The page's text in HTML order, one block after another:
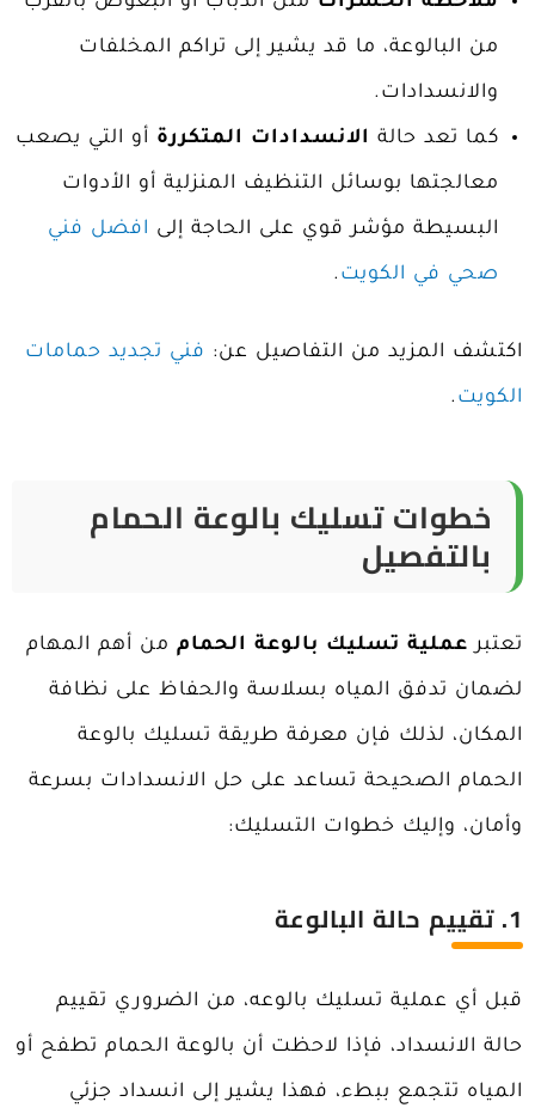
من البالوعة، ما قد يشير إلى تراكم المخلفات
والانسدادات.
كما تعد حالة الانسدادات المتكررة أو التي يصعب
معالجتها بوسائل التنظيف المنزلية أو الأدوات
البسيطة مؤشر قوي على الحاجة إلى افضل فني
صحي في الكويت .
اكتشف المزيد من التفاصيل عن: فني تجديد حمامات
الكويت .
خطوات تسليك بالوعة الحمام
بالتفصيل
تعتبر عملية تسليك بالوعة الحمام من أهم المهام
لضمان تدفق المياه بسلاسة والحفاظ على نظافة
المكان، لذلك فإن معرفة طريقة تسليك بالوعة
الحمام الصحيحة تساعد على حل الانسدادات بسرعة
وأمان، وإليك خطوات التسليك:
1. تقييم حالة البالوعة
قبل أي عملية تسليك بالوعه، من الضروري تقييم
حالة الانسداد، فإذا لاحظت أن بالوعة الحمام تطفح أو
المياه تتجمع ببطء، فهذا يشير إلى انسداد جزئي